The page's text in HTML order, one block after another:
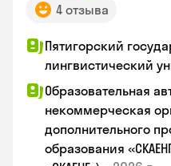
4 отзыва
Пятигорский
лингвистический
Образовательная
некоммерческая
дополнительного
образования